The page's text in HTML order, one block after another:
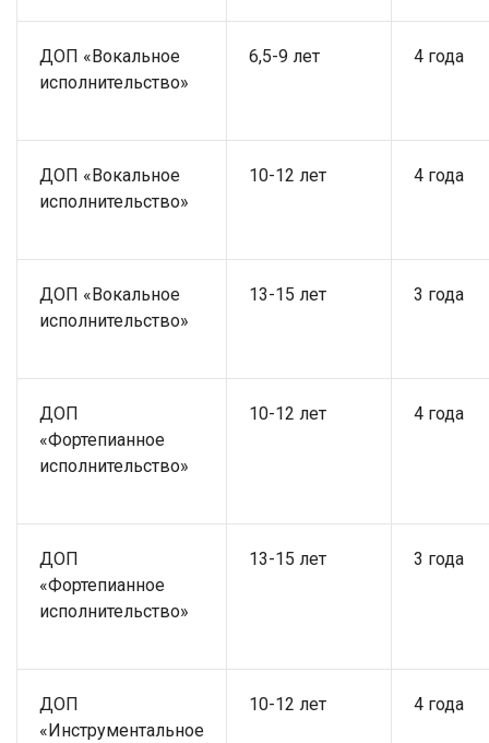
ДОП «Вокальное
исполнительство»
6,5-9 лет 4 года
ДОП «Вокальное
исполнительство»
10-12 лет 4 года
ДОП «Вокальное
исполнительство»
13-15 лет 3 года
ДОП
«Фортепианное
исполнительство»
10-12 лет 4 года
ДОП
«Фортепианное
исполнительство»
13-15 лет 3 года
ДОП
«Инструментальное
10-12 лет 4 года